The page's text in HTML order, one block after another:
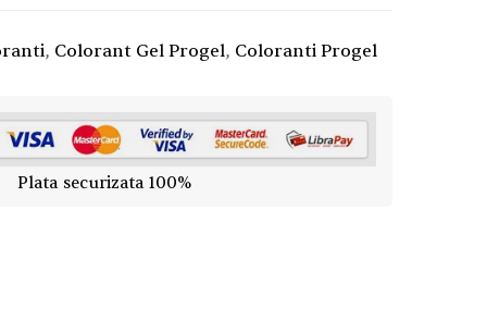
, Colorant Gel Progel, Coloranti Progel
Plata securizata 100%